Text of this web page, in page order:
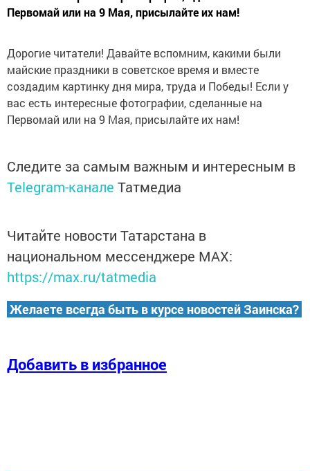
Первомай или на 9 Мая, присылайте их нам!
Дорогие читатели! Давайте вспомним, какими были
майские праздники в советское время и вместе
создадим картинку дня мира, труда и Победы! Если у
вас есть интересные фотографии, сделанные на
Первомай или на 9 Мая, присылайте их нам!
Следите за самым важным и интересным в
Telegram-канале Татмедиа
Читайте новости Татарстана в
национальном мессенджере MАХ:
https://max.ru/tatmedia
Желаете всегда быть в курсе новостей Заинска?
Добавить в избранное